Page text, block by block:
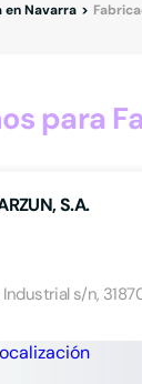
en Navarra
para
S.A.
s/n,